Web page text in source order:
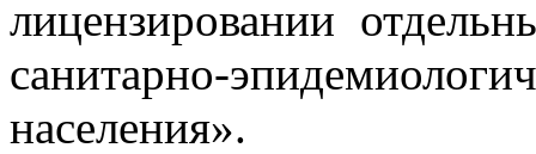
лицензировании
санитарно-
населения».